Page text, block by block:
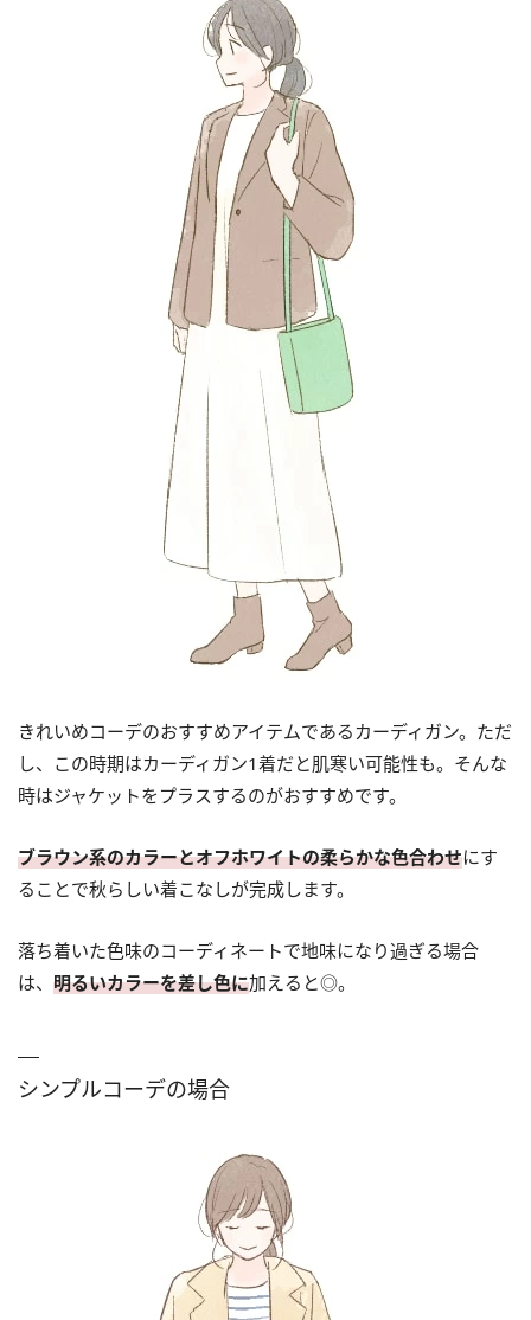
きれいめコーデのおすすめアイテムであるカーディガン。ただ
し、この時期はカーディガン1着だと肌寒い可能性も。そんな
時はジャケットをプラスするのがおすすめです。
ブラウン系のカラーとオフホワイトの柔らかな色合わせにす
ることで秋らしい着こなしが完成します。
落ち着いた色味のコーディネートで地味になり過ぎる場合
は、 明るいカラーを差し色に加えると◎。
シンプルコーデの場合